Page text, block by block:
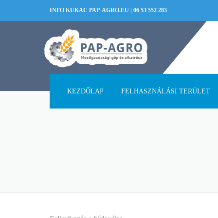
INFO KUKAC PAP-AGRO.EU 06 53 552 283
KEZDŐLAP FELHASZNÁLÁSI TERÜLET